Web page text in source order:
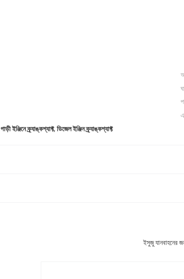
গাড়ী ইঞ্জিনে ক্র্যাঙ্কশ্যাফ্ট, ডিজেল ইঞ্জিন ক্র্যাঙ্কশ্যাফ্ট
ইসুজু